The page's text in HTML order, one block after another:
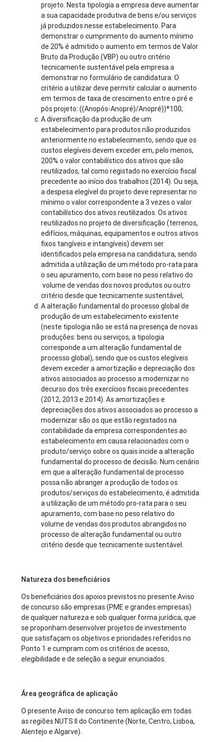
projeto. Nesta tipologia a empresa deve aumentar
a sua capacidade produtiva de bens e/ou serviços
já produzidos nesse estabelecimento. Para
demonstrar o cumprimento do aumento mínimo
de 20% é admitido o aumento em termos de Valor
Bruto da Produção (VBP) ou outro critério
tecnicamente sustentável pela empresa a
demonstrar no formulário de candidatura. O
critério a utilizar deve permitir calcular o aumento
em termos de taxa de crescimento entre o pré e
pós projeto: ((Anopós-Anopré)/Anopré))*100;
A diversificação da produção de um
estabelecimento para produtos não produzidos
anteriormente no estabelecimento, sendo que os
custos elegíveis devem exceder em, pelo menos,
200% o valor contabilístico dos ativos que são
reutilizados, tal como registado no exercício fiscal
precedente ao início dos trabalhos (2014). Ou seja,
a despesa elegível do projeto deve representar no
mínimo o valor correspondente a 3 vezes o valor
contabilístico dos ativos reutilizados. Os ativos
reutilizados no projeto de diversificação (terrenos,
edifícios, máquinas, equipamentos e outros ativos
fixos tangíveis e intangíveis) devem ser
identificados pela empresa na candidatura, sendo
admitida a utilização de um método pro-rata para
o seu apuramento, com base no peso relativo do
volume de vendas dos novos produtos ou outro
critério desde que tecnicamente sustentável;
A alteração fundamental do processo global de
produção de um estabelecimento existente
(neste tipologia não se está na presença de novas
produções: bens ou serviços, a tipologia
corresponde a um alteração fundamental de
processo global), sendo que os custos elegíveis
devem exceder a amortização e depreciação dos
ativos associados ao processo a modernizar no
decurso dos três exercícios fiscais precedentes
(2012, 2013 e 2014). As amortizações e
depreciações dos ativos associados ao processo a
modernizar são os que estão registados na
contabilidade da empresa correspondentes ao
estabelecimento em causa relacionados com o
produto/serviço sobre os quais incide a alteração
fundamental do processo de decisão. Num cenário
em que a alteração fundamental de processo
possa não abranger a produção de todos os
produtos/serviços do estabelecimento, é admitida
a utilização de um método pro-rata para o seu
apuramento, com base no peso relativo do
volume de vendas dos produtos abrangidos no
processo de alteração fundamental ou outro
critério desde que tecnicamente sustentável.
Natureza dos beneficiários
Os beneficiários dos apoios previstos no presente Aviso
de concurso são empresas (PME e grandes empresas)
de qualquer natureza e sob qualquer forma jurídica, que
se proponham desenvolver projetos de investimento
que satisfaçam os objetivos e prioridades referidos no
Ponto 1 e cumpram com os critérios de acesso,
elegibilidade e de seleção a seguir enunciados.
Área geográfica de aplicação
O presente Aviso de concurso tem aplicação em todas
as regiões NUTS II do Continente (Norte, Centro, Lisboa,
Alentejo e Algarve).